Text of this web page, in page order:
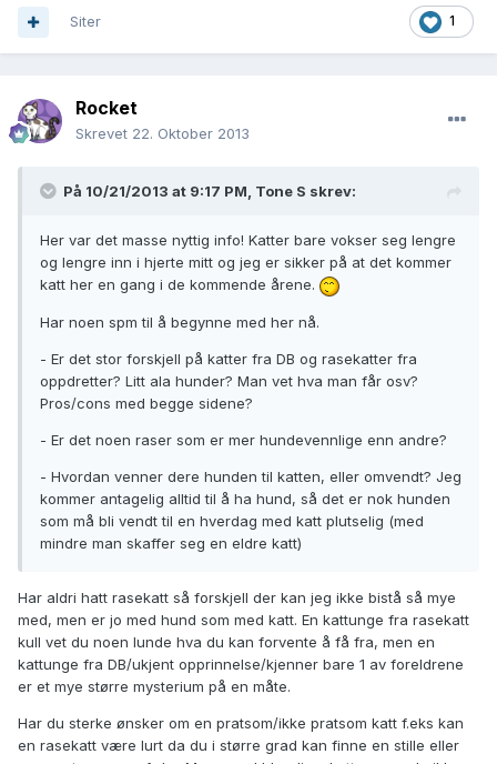
1
Siter
Rocket
Skrevet 22. Oktober 2013
På 10/21/2013 at 9:17 PM, Tone S skrev:
Her var det masse nyttig info! Katter bare vokser seg lengre
og lengre inn i hjerte mitt og jeg er sikker på at det kommer
katt her en gang i de kommende årene.
Har noen spm til å begynne med her nå.
- Er det stor forskjell på katter fra DB og rasekatter fra
oppdretter? Litt ala hunder? Man vet hva man får osv?
Pros/cons med begge sidene?
- Er det noen raser som er mer hundevennlige enn andre?
- Hvordan venner dere hunden til katten, eller omvendt? Jeg
kommer antagelig alltid til å ha hund, så det er nok hunden
som må bli vendt til en hverdag med katt plutselig (med
mindre man skaffer seg en eldre katt)
Har aldri hatt rasekatt så forskjell der kan jeg ikke bistå så mye
med, men er jo med hund som med katt. En kattunge fra rasekatt
kull vet du noen lunde hva du kan forvente å få fra, men en
kattunge fra DB/ukjent opprinnelse/kjenner bare 1 av foreldrene
er et mye større mysterium på en måte.
Har du sterke ønsker om en pratsom/ikke pratsom katt f.eks kan
en rasekatt være lurt da du i større grad kan finne en stille eller